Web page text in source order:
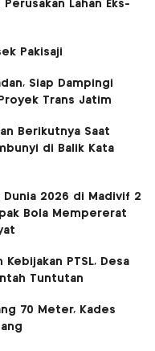
Lahan Eks-
Pakisaji
Siap Dampingi
Trans Jatim
Berikutnya Saat
di Balik Kata
Dunia 2026 di Madivif 2
Bola Mempererat
PTSL, Desa
Tuntutan
70 Meter, Kades